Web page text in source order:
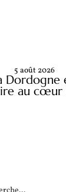
Dordogne
au cœur
5 août 2026